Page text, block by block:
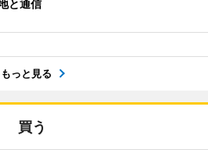
と通信
もっと見る
買う